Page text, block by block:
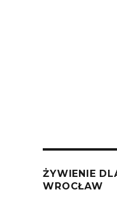
ŻYWIENIE
WROCŁAW